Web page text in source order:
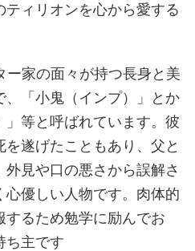
ィリオンを心から愛する
家の面々が持つ長身と美
「小鬼（インプ）」とか
」等と呼ばれています。彼
遂げたこともあり、父と
見や口の悪さから誤解さ
優しい人物です。肉体的
るため勉学に励んでお
ち主です